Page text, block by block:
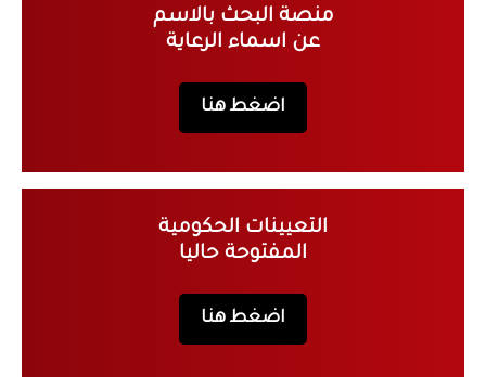
منصة البحث بالاسم
عن اسماء الرعاية
اضغط هنا
التعيينات الحكومية
المفتوحة حاليا
اضغط هنا